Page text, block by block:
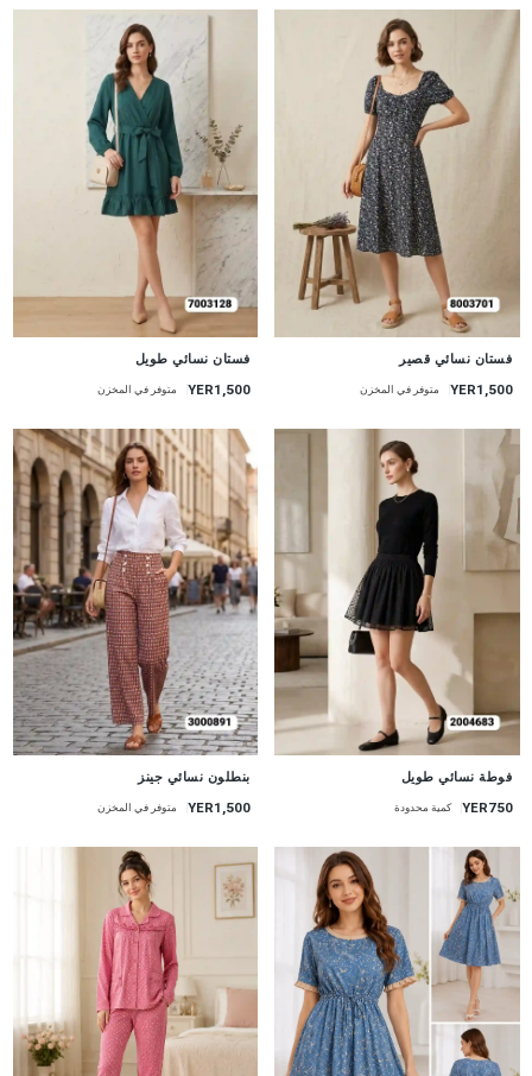
فستان نسائي قصير
YER1,500 متوفر في المخزن
فستان نسائي طويل
YER1,500 متوفر في المخزن
فوطة نسائي طويل
YER750 كمية محدودة
بنطلون نسائي جينز
YER1,500 متوفر في المخزن